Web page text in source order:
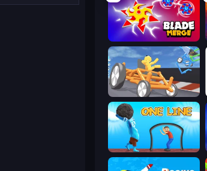
Blade Merge
Draw Crash Race
One Line